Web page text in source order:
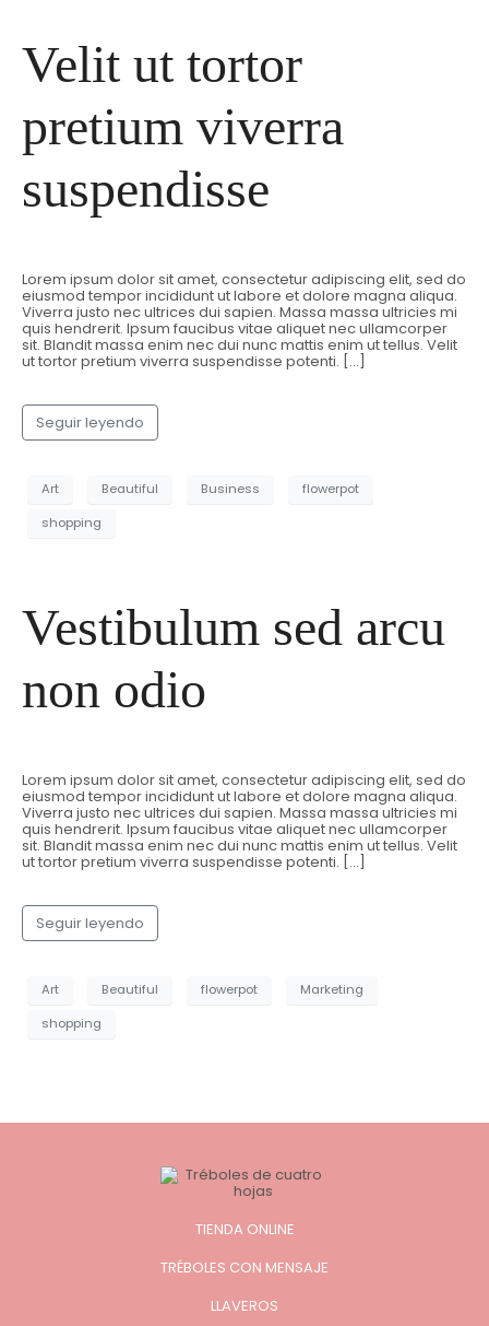
Velit ut tortor
pretium viverra
suspendisse
Lorem ipsum dolor sit amet, consectetur adipiscing elit, sed do
eiusmod tempor incididunt ut labore et dolore magna aliqua.
Viverra justo nec ultrices dui sapien. Massa massa ultricies mi
quis hendrerit. Ipsum faucibus vitae aliquet nec ullamcorper
sit. Blandit massa enim nec dui nunc mattis enim ut tellus. Velit
ut tortor pretium viverra suspendisse potenti. […]
Seguir leyendo
Art Beautiful Business
flowerpot
shopping
Vestibulum sed arcu
non odio
Lorem ipsum dolor sit amet, consectetur adipiscing elit, sed do
eiusmod tempor incididunt ut labore et dolore magna aliqua.
Viverra justo nec ultrices dui sapien. Massa massa ultricies mi
quis hendrerit. Ipsum faucibus vitae aliquet nec ullamcorper
sit. Blandit massa enim nec dui nunc mattis enim ut tellus. Velit
ut tortor pretium viverra suspendisse potenti. […]
Seguir leyendo
Art Beautiful flowerpot
Marketing
shopping
TIENDA ONLINE
TRÉBOLES CON MENSAJE
LLAVEROS